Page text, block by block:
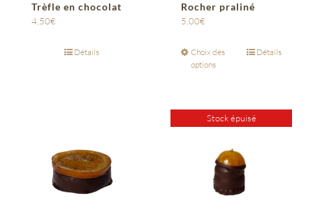
Trèfle en chocolat
4,50€
Détails
Rocher praliné
5,00€
Choix des
options
Détails
Stock épuisé